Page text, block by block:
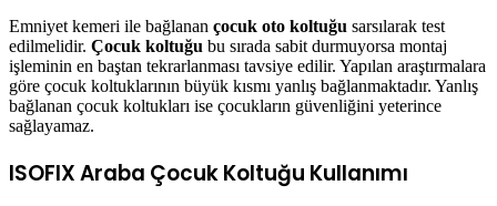
Emniyet kemeri ile bağlanan çocuk oto koltuğu sarsılarak test
edilmelidir. Çocuk koltuğu bu sırada sabit durmuyorsa montaj
işleminin en baştan tekrarlanması tavsiye edilir. Yapılan araştırmalara
göre çocuk koltuklarının büyük kısmı yanlış bağlanmaktadır. Yanlış
bağlanan çocuk koltukları ise çocukların güvenliğini yeterince
sağlayamaz.
ISOFIX Araba Çocuk Koltuğu Kullanımı